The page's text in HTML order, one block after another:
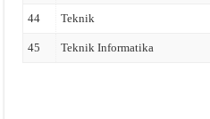
44 Teknik
45 Teknik Informatika